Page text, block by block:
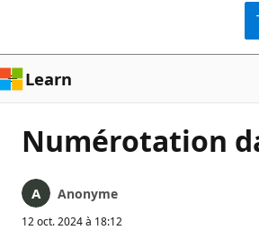
Learn
Numérotation
Anonyme
12 oct. 2024 à 18:12